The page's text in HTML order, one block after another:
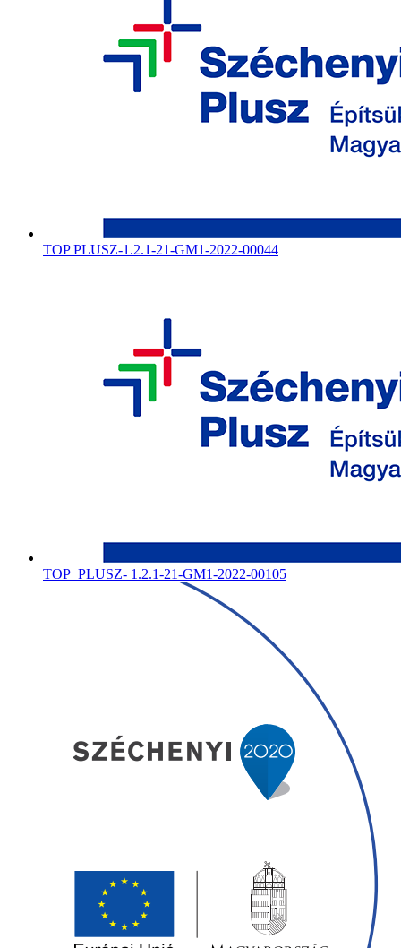
TOP PLUSZ-1.2.1-21-GM1-2022-00044
TOP_PLUSZ- 1.2.1-21-GM1-2022-00105